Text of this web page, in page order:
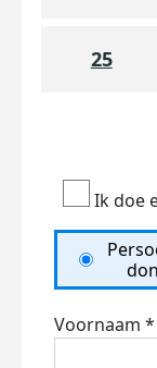
25
Ik doe
Voornaam *